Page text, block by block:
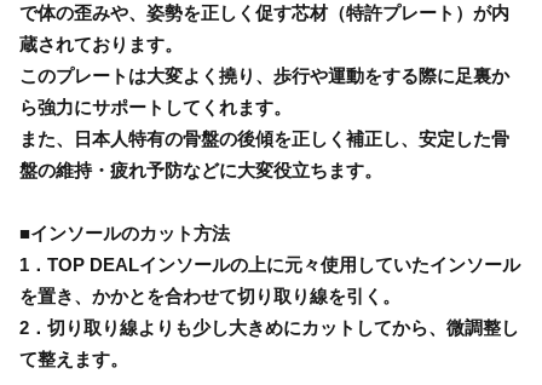
で体の歪みや、姿勢を正しく促す芯材（特許プレート）が内
蔵されております。
このプレートは大変よく撓り、歩行や運動をする際に足裏か
ら強力にサポートしてくれます。
また、日本人特有の骨盤の後傾を正しく補正し、安定した骨
盤の維持・疲れ予防などに大変役立ちます。
■インソールのカット方法
1．TOP DEALインソールの上に元々使用していたインソール
を置き、かかとを合わせて切り取り線を引く。
2．切り取り線よりも少し大きめにカットしてから、微調整し
て整えます。